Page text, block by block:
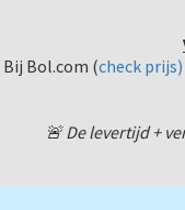
Bij Bol.com (check prijs)
🚨 De levertijd +